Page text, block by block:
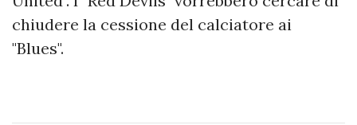
chiudere la cessione del calciatore ai
"Blues".